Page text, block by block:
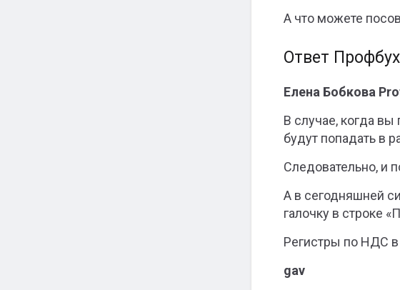
А что можете
Ответ
Елена Бобкова
В случае, когда вы
будут попадать в
Следовательно, и
А в сегодняшней
галочку в строке
Регистры по НДС в
gav